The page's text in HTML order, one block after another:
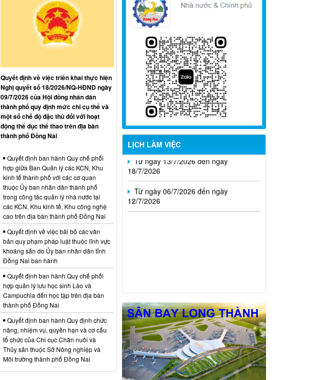
LỊCH LÀM VIỆC
Từ ngày 03/8/2026 đến ngày
09/8/2026
Từ ngày 27/7/2026 đến ngày
02/8/2026
Từ ngày 20/7/2026 đến ngày
26/7/2026
Từ ngày 13/7/2026 đến ngày
18/7/2026
12/7/2026
Quyết định về việc triển khai thực hiện
Nghị quyết số 18/2026/NQ-HĐND ngày
09/7/2026 của Hội đồng nhân dân
thành phố quy định mức chi cụ thể và
một số chế độ đặc thù đối với hoạt
động thể dục thể thao trên địa bàn
thành phố Đồng Nai
Quyết định ban hành Quy chế phối
hợp giữa Ban Quản lý các KCN, Khu
kinh tế thành phố với các cơ quan
thuộc Ủy ban nhân dân thành phố
trong công tác quản lý nhà nước tại
các KCN, Khu kinh tế, Khu công nghệ
cao trên địa bàn thành phố Đồng Nai
Quyết định về việc bãi bỏ các văn
bản quy phạm pháp luật thuộc lĩnh vực
khoáng sản do Ủy ban nhân dân tỉnh
Đồng Nai ban hành
Quyết định ban hành Quy chế phối
hợp quản lý lưu học sinh Lào và
Campuchia đến học tập trên địa bàn
thành phố Đồng Nai
Quyết định ban hành Quy định chức
năng, nhiệm vụ, quyền hạn và cơ cấu
tổ chức của Chi cục Chăn nuôi và
Thủy sản thuộc Sở Nông nghiệp và
Môi trường thành phố Đồng Nai